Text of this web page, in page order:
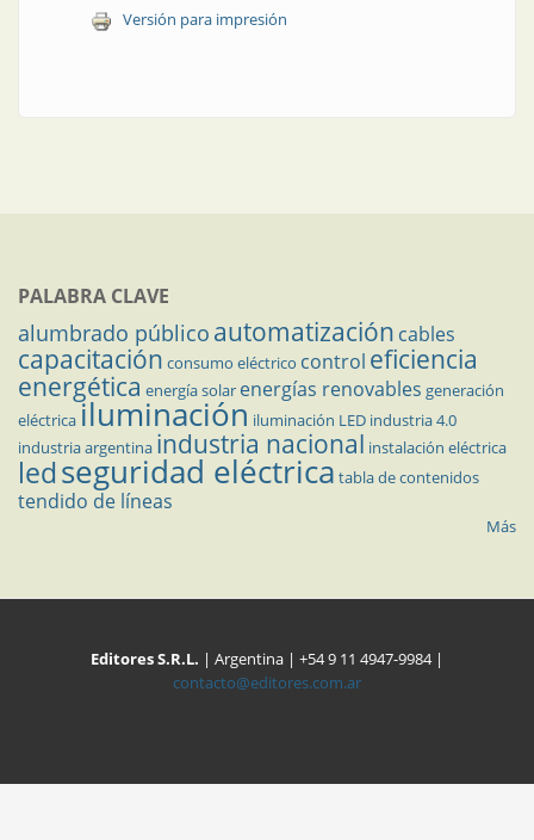
Versión para impresión
PALABRA CLAVE
alumbrado público automatización cables
capacitación consumo eléctrico control eficiencia
energética energía solar energías renovables generación
eléctricailuminación iluminación LED industria 4.0
industria argentina industria nacional instalación eléctrica
ledseguridad eléctrica tabla de contenidos
tendido de líneas
Más
Editores S.R.L. | Argentina | +54 9 11 4947-9984 |
contacto@editores.com.ar